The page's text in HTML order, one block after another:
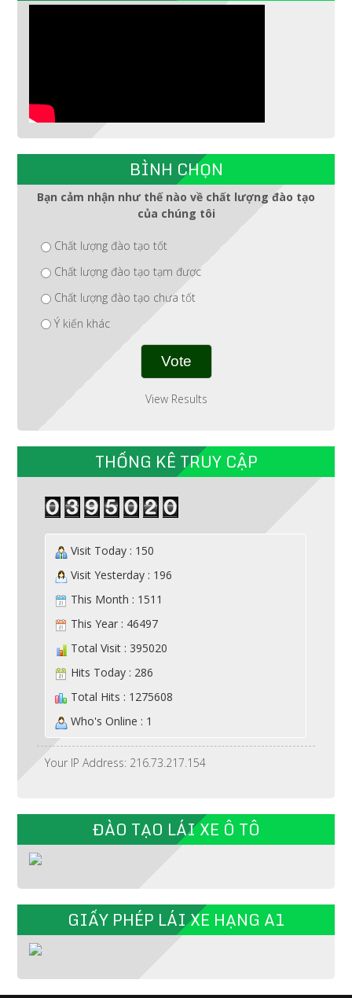
BÌNH CHỌN
Bạn cảm nhận như thế nào về chất lượng đào tạo
của chúng tôi
Chất lượng đào tạo tốt
Chất lượng đào tạo tạm được
Chất lượng đào tạo chưa tốt
Ý kiến khác
View Results
THỐNG KÊ TRUY CẬP
Visit Today : 150
Visit Yesterday : 196
This Month : 1511
This Year : 46497
Total Visit : 395020
Hits Today : 286
Total Hits : 1275608
Who's Online : 1
Your IP Address: 216.73.217.154
ĐÀO TẠO LÁI XE Ô TÔ
GIẤY PHÉP LÁI XE HẠNG A1